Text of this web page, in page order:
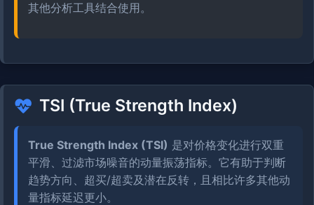
其他分析工具结合使用。
TSI (True Strength Index)
True Strength Index (TSI) 是对价格变化进行双重
平滑、过滤市场噪音的动量振荡指标。它有助于判断
趋势方向、超买/超卖及潜在反转，且相比许多其他动
量指标延迟更小。